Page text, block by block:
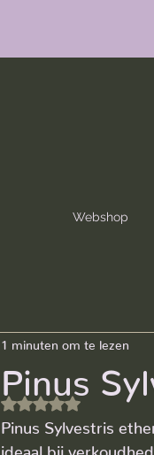
Webshop
Pinus
1 minuten om te lezen
Beoordeeld met
Pinus Sylvestris
ideaal bij